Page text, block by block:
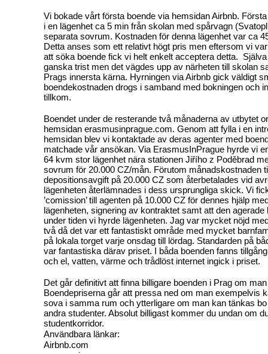
Vi bokade vårt första boende via hemsidan Airbnb.
i en lägenhet ca 5 min från skolan med spårvagn
separata sovrum. Kostnaden för denna lägenhet var ca
Detta anses som ett relativt högt pris men eftersom vi
att söka boende fick vi helt enkelt acceptera detta.
ganska trist men det vägdes upp av närheten till skolan
Prags innersta kärna. Hyrningen via Airbnb gick väldigt
boendekostnaden drogs i samband med bokningen och
tillkom.
Boendet under de resterande två månaderna av utbytet
hemsidan erasmusinprague.com. Genom att fylla i en
hemsidan blev vi kontaktade av deras agenter med
matchade vår ansökan. Via ErasmusInPrague hyrde vi
64 kvm stor lägenhet nära stationen Jiřího z Poděbrad
sovrum för 20.000 CZ/mån. Förutom månadskostnaden
depositionsavgift på 20.000 CZ som återbetalades vid
lägenheten återlämnades i dess ursprungliga skick. Vi
’comission’ till agenten på 10.000 CZ för dennes hjälp
lägenheten, signering av kontraktet samt att den
under tiden vi hyrde lägenheten. Jag var mycket nöjd
två då det var ett fantastiskt område med mycket
på lokala torget varje onsdag till lördag. Standarden på
var fantastiska därav priset. I båda boenden fanns
och el, vatten, värme och trådlöst internet ingick i priset.
Det går definitivt att finna billigare boenden i Prag om
Boendepriserna går att pressa ned om man exempelvis
sova i samma rum och ytterligare om man kan tänkas
andra studenter. Absolut billigast kommer du undan om
studentkorridor.
Användbara länkar:
Airbnb.com